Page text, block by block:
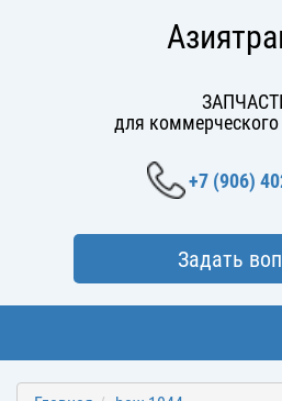
для коммерческого
+7 (906)
Задать